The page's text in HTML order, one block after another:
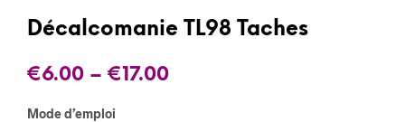
Décalcomanie TL98 Taches
€6.00 – €17.00
Mode d’emploi